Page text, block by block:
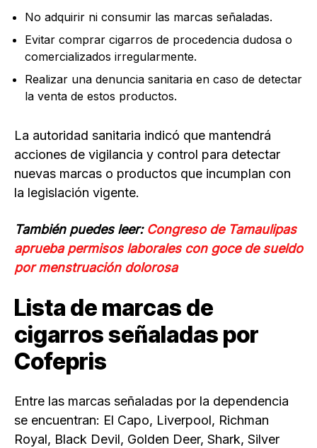
No adquirir ni consumir las marcas señaladas.
Evitar comprar cigarros de procedencia dudosa o
comercializados irregularmente.
Realizar una denuncia sanitaria en caso de detectar
la venta de estos productos.
La autoridad sanitaria indicó que mantendrá
acciones de vigilancia y control para detectar
nuevas marcas o productos que incumplan con
la legislación vigente.
También puedes leer: Congreso de Tamaulipas
aprueba permisos laborales con goce de sueldo
por menstruación dolorosa
Lista de marcas de
cigarros señaladas por
Cofepris
Entre las marcas señaladas por la dependencia
se encuentran: El Capo, Liverpool, Richman
Royal, Black Devil, Golden Deer, Shark, Silver